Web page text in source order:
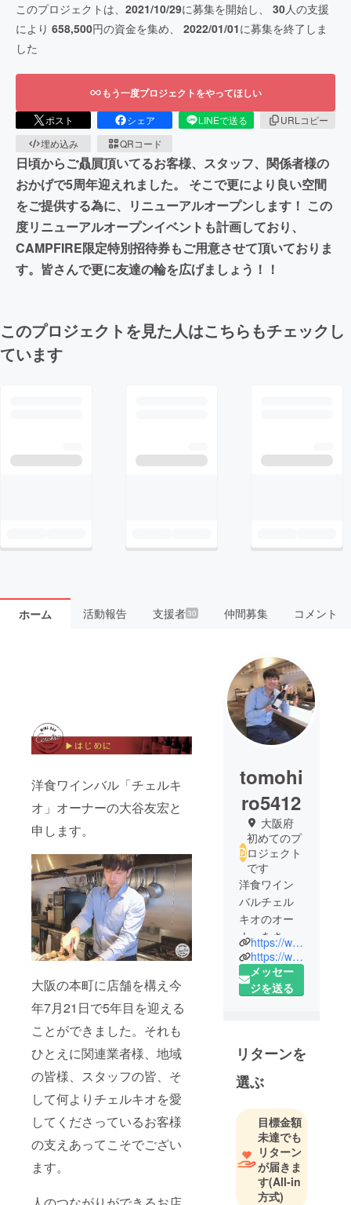
このプロジェクトは、 2021/10/29に募集を開始し、 30人の支援
により 658,500円の資金を集め、 2022/01/01に募集を終了しま
した
もう一度プロジェクトをやってほしい
ポスト シェア LINEで送る
URLコピー
埋め込み
QRコード
日頃からご贔屓頂いてるお客様、スタッフ、関係者様の
おかげで5周年迎えれました。 そこで更により良い空間
をご提供する為に、リニューアルオープンします！ この
度リニューアルオープンイベントも計画しており、
CAMPFIRE限定特別招待券もご用意させて頂いておりま
す。皆さんで更に友達の輪を広げましょう！！
このプロジェクトを見た人はこちらもチェックし
ています
ホーム 活動報告 支援者30 仲間募集 コメント
洋食ワインバル「チェルキ
オ」オーナーの大谷友宏と
申します。
大阪の本町に店舗を構え今
年7月21日で5年目を迎える
ことができました。それも
ひとえに関連業者様、地域
の皆様、スタッフの皆、そ
して何よりチェルキオを愛
してくださっているお客様
の支えあってこそでござい
ます。
tomohi
ro5412
大阪府
初めてのプ
ロジェクト
です
洋食ワイン
バルチェル
キオのオー
ナーをさせ
て頂いてま
す！大谷友
宏と申しま
年間大阪梅
田のワイン
バルで2年間
修行。その
後、チェル
キオをオー
プン。現在
お店をさせ
て頂いて5年
https://www.instagram.com/tomochan5412/
https://www.facebook.com/profile.php?id=100009882217413
メッセー
ジを送る
リターンを
選ぶ
目標金額
未達でも
リターン
が届きま
す(All-in
方式)